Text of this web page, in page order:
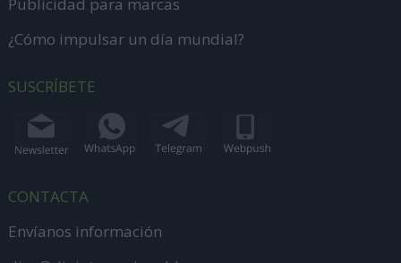
¿Cómo impulsar un día mundial?
SUSCRÍBETE
CONTACTA
Envíanos información